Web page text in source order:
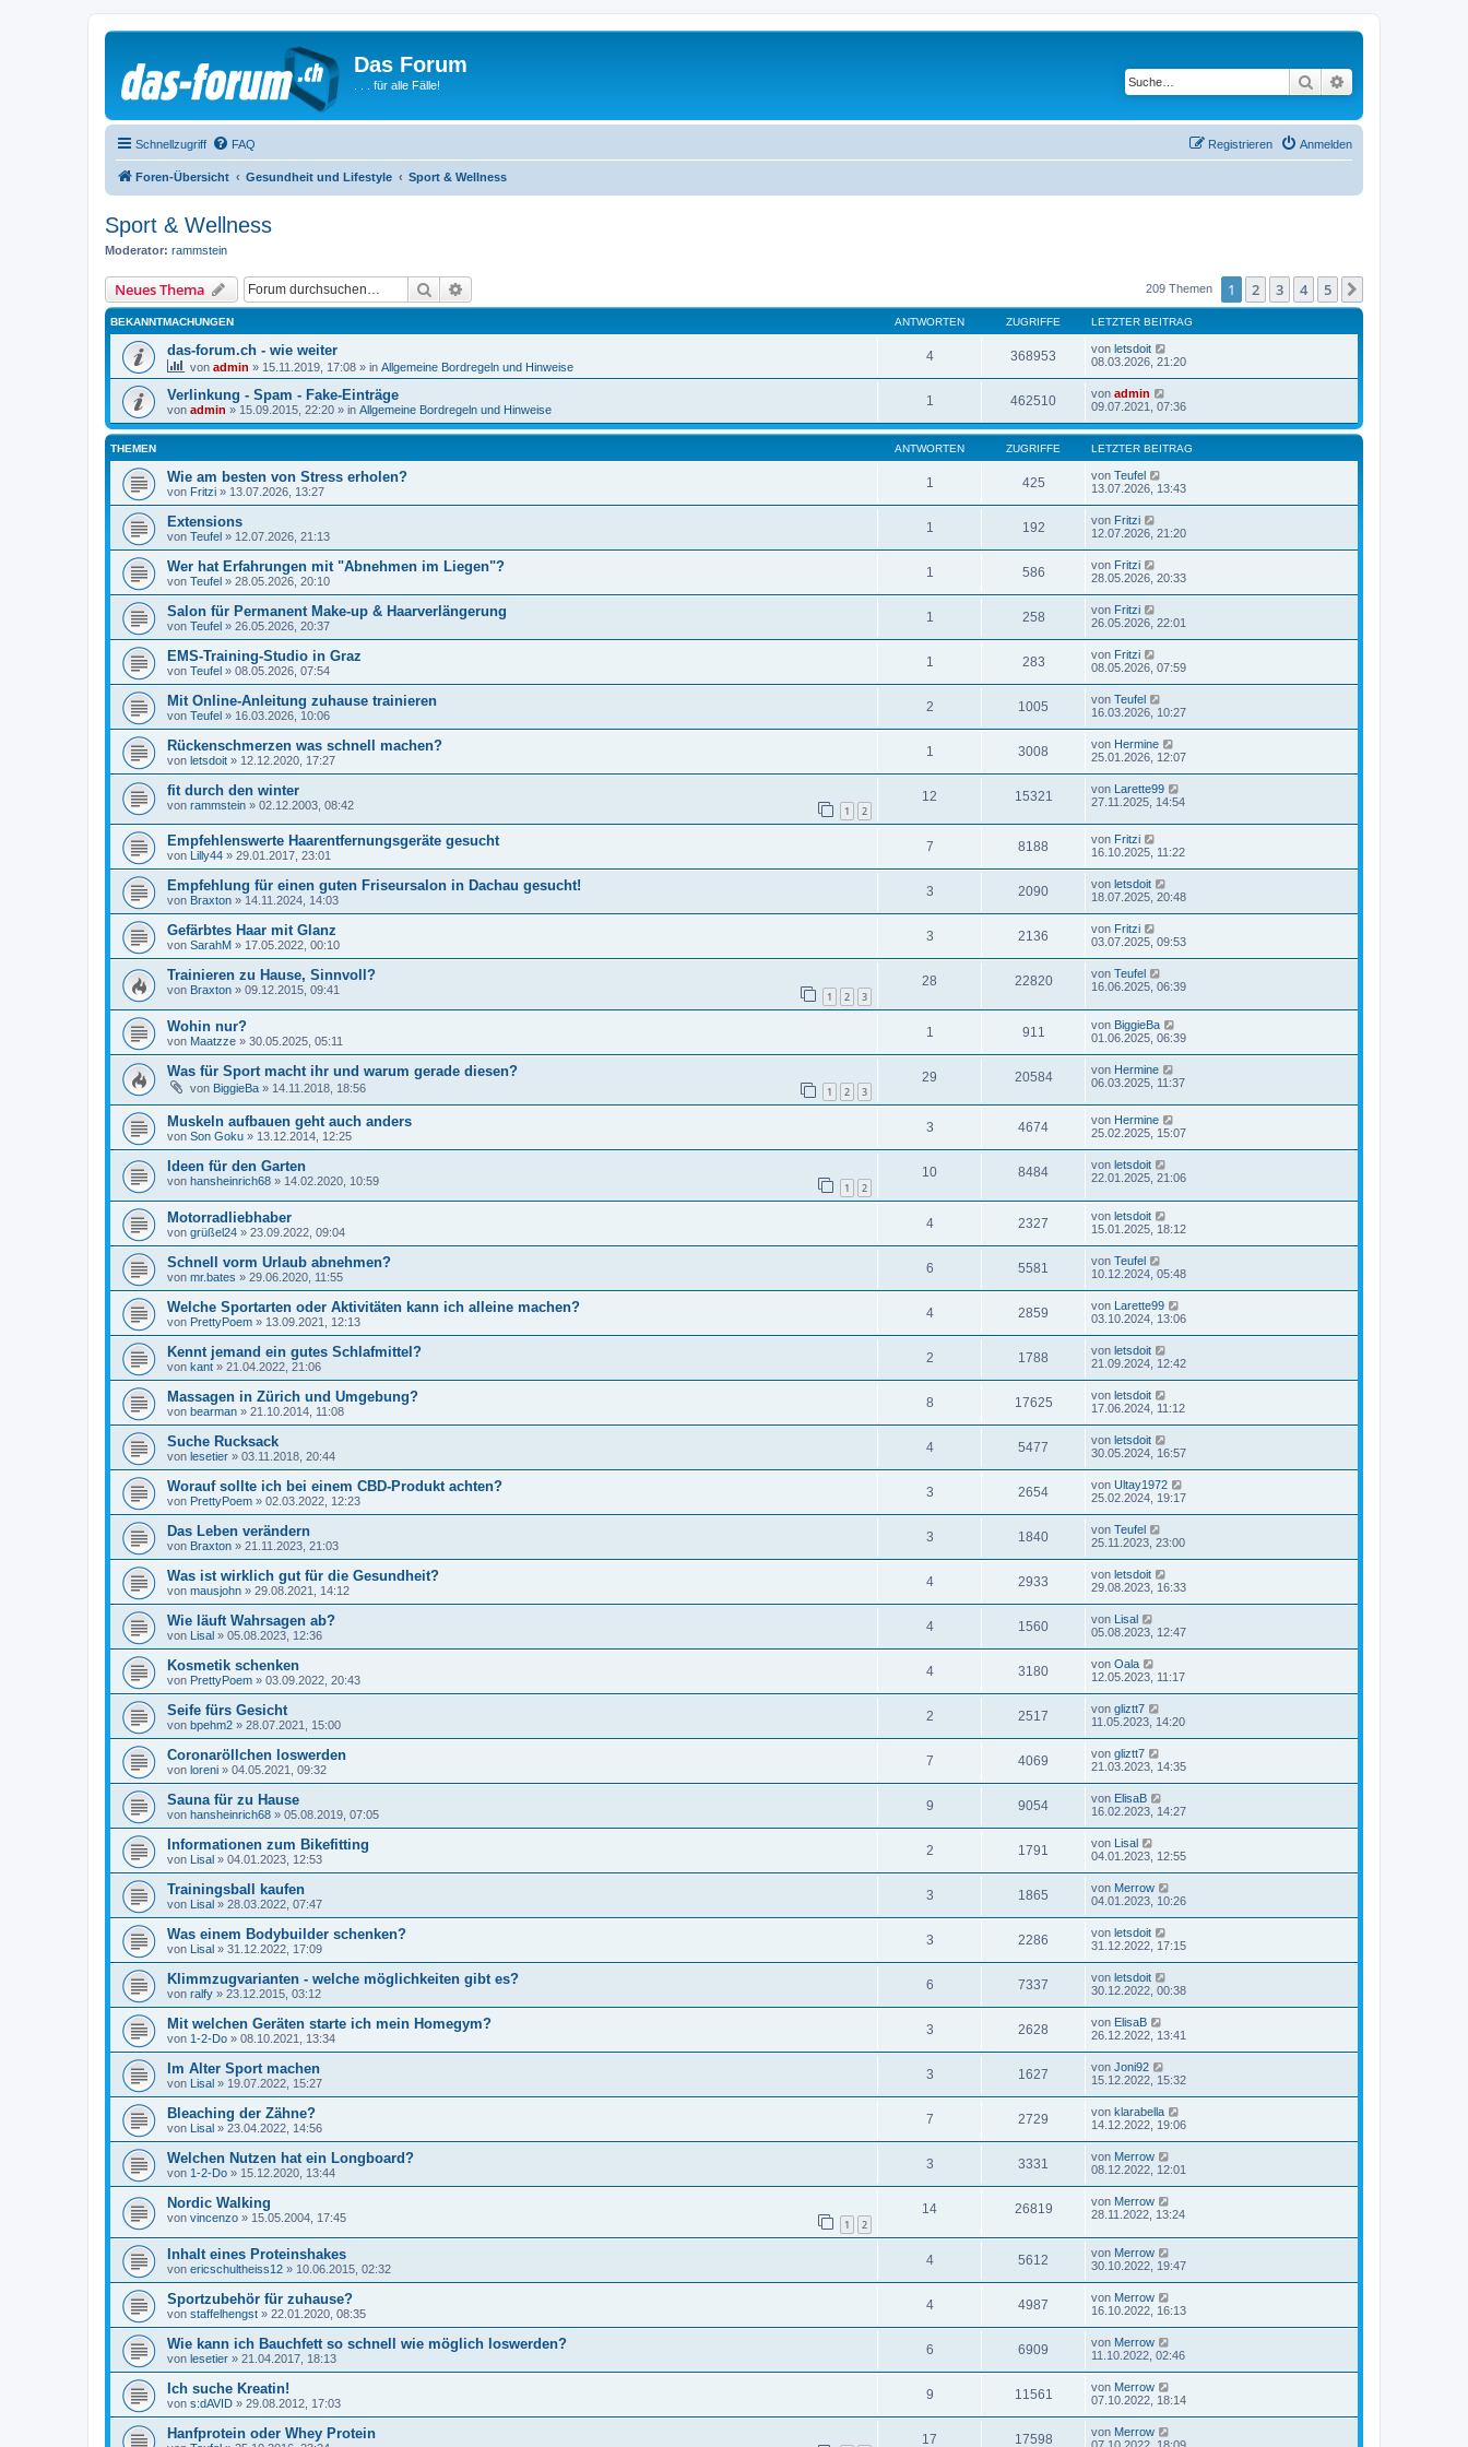
Das Forum
. . . für alle Fälle! Suche
Schnellzugriff FAQ Anmelden
Registrieren
Foren-Übersicht Gesundheit und Lifestyle Sport & Wellness
Sport & Wellness
Moderator: rammstein
Neues Thema Suche 209 Themen 1 2 3 4 5
BEKANNTMACHUNGEN ANTWORTEN ZUGRIFFE LETZTER BEITRAG
das-forum.ch - wie weiter
von admin » 15.11.2019, 17:08 » in Allgemeine Bordregeln und Hinweise
4 368953 von letsdoit
08.03.2026, 21:20
Verlinkung - Spam - Fake-Einträge
von admin » 15.09.2015, 22:20 » in Allgemeine Bordregeln und Hinweise
1 462510 von admin
09.07.2021, 07:36
THEMEN ANTWORTEN ZUGRIFFE LETZTER BEITRAG
Wie am besten von Stress erholen?
von Fritzi » 13.07.2026, 13:27
1 425 von Teufel
13.07.2026, 13:43
Extensions
von Teufel » 12.07.2026, 21:13
1 192 von Fritzi
12.07.2026, 21:20
Wer hat Erfahrungen mit "Abnehmen im Liegen"?
von Teufel » 28.05.2026, 20:10
1 586 von Fritzi
28.05.2026, 20:33
Salon für Permanent Make-up & Haarverlängerung
von Teufel » 26.05.2026, 20:37
1 258 von Fritzi
26.05.2026, 22:01
EMS-Training-Studio in Graz
von Teufel » 08.05.2026, 07:54
1 283 von Fritzi
08.05.2026, 07:59
Mit Online-Anleitung zuhause trainieren
von Teufel » 16.03.2026, 10:06
2 1005 von Teufel
16.03.2026, 10:27
Rückenschmerzen was schnell machen?
von letsdoit » 12.12.2020, 17:27
1 3008 von Hermine
25.01.2026, 12:07
fit durch den winter
von rammstein » 02.12.2003, 08:42 1 2
12 15321 von Larette99
27.11.2025, 14:54
Empfehlenswerte Haarentfernungsgeräte gesucht
von Lilly44 » 29.01.2017, 23:01
7 8188 von Fritzi
16.10.2025, 11:22
Empfehlung für einen guten Friseursalon in Dachau gesucht!
von Braxton » 14.11.2024, 14:03
3 2090 von letsdoit
18.07.2025, 20:48
Gefärbtes Haar mit Glanz
von SarahM » 17.05.2022, 00:10
3 2136 von Fritzi
03.07.2025, 09:53
Trainieren zu Hause, Sinnvoll?
von Braxton » 09.12.2015, 09:41 1 2 3
28 22820 von Teufel
16.06.2025, 06:39
Wohin nur?
von Maatzze » 30.05.2025, 05:11
1 911 von BiggieBa
01.06.2025, 06:39
Was für Sport macht ihr und warum gerade diesen?
von BiggieBa » 14.11.2018, 18:56 1 2 3
29 20584 von Hermine
06.03.2025, 11:37
Muskeln aufbauen geht auch anders
von Son Goku » 13.12.2014, 12:25
3 4674 von Hermine
25.02.2025, 15:07
Ideen für den Garten
von hansheinrich68 » 14.02.2020, 10:59 1 2
10 8484 von letsdoit
22.01.2025, 21:06
Motorradliebhaber
von grüßel24 » 23.09.2022, 09:04
4 2327 von letsdoit
15.01.2025, 18:12
Schnell vorm Urlaub abnehmen?
von mr.bates » 29.06.2020, 11:55
6 5581 von Teufel
10.12.2024, 05:48
Welche Sportarten oder Aktivitäten kann ich alleine machen?
von PrettyPoem » 13.09.2021, 12:13
4 2859 von Larette99
03.10.2024, 13:06
Kennt jemand ein gutes Schlafmittel?
von kant » 21.04.2022, 21:06
2 1788 von letsdoit
21.09.2024, 12:42
Massagen in Zürich und Umgebung?
von bearman » 21.10.2014, 11:08
8 17625 von letsdoit
17.06.2024, 11:12
Suche Rucksack
von lesetier » 03.11.2018, 20:44
4 5477 von letsdoit
30.05.2024, 16:57
Worauf sollte ich bei einem CBD-Produkt achten?
von PrettyPoem » 02.03.2022, 12:23
3 2654 von Ultay1972
25.02.2024, 19:17
Das Leben verändern
von Braxton » 21.11.2023, 21:03
3 1840 von Teufel
25.11.2023, 23:00
Was ist wirklich gut für die Gesundheit?
von mausjohn » 29.08.2021, 14:12
4 2933 von letsdoit
29.08.2023, 16:33
Wie läuft Wahrsagen ab?
von Lisal » 05.08.2023, 12:36
4 1560 von Lisal
05.08.2023, 12:47
Kosmetik schenken
von PrettyPoem » 03.09.2022, 20:43
4 3180 von Oala
12.05.2023, 11:17
Seife fürs Gesicht
von bpehm2 » 28.07.2021, 15:00
2 2517 von gliztt7
11.05.2023, 14:20
Coronaröllchen loswerden
von loreni » 04.05.2021, 09:32
7 4069 von gliztt7
21.03.2023, 14:35
Sauna für zu Hause
von hansheinrich68 » 05.08.2019, 07:05
9 9054 von ElisaB
16.02.2023, 14:27
Informationen zum Bikefitting
von Lisal » 04.01.2023, 12:53
2 1791 von Lisal
04.01.2023, 12:55
Trainingsball kaufen
von Lisal » 28.03.2022, 07:47
3 1865 von Merrow
04.01.2023, 10:26
Was einem Bodybuilder schenken?
von Lisal » 31.12.2022, 17:09
3 2286 von letsdoit
31.12.2022, 17:15
Klimmzugvarianten - welche möglichkeiten gibt es?
von ralfy » 23.12.2015, 03:12
6 7337 von letsdoit
30.12.2022, 00:38
Mit welchen Geräten starte ich mein Homegym?
von 1-2-Do » 08.10.2021, 13:34
3 2628 von ElisaB
26.12.2022, 13:41
Im Alter Sport machen
von Lisal » 19.07.2022, 15:27
3 1627 von Joni92
15.12.2022, 15:32
Bleaching der Zähne?
von Lisal » 23.04.2022, 14:56
7 2729 von klarabella
14.12.2022, 19:06
Welchen Nutzen hat ein Longboard?
von 1-2-Do » 15.12.2020, 13:44
3 3331 von Merrow
08.12.2022, 12:01
Nordic Walking
von vincenzo » 15.05.2004, 17:45 1 2
14 26819 von Merrow
28.11.2022, 13:24
Inhalt eines Proteinshakes
von ericschultheiss12 » 10.06.2015, 02:32
4 5612 von Merrow
30.10.2022, 19:47
Sportzubehör für zuhause?
von staffelhengst » 22.01.2020, 08:35
4 4987 von Merrow
16.10.2022, 16:13
Wie kann ich Bauchfett so schnell wie möglich loswerden?
von lesetier » 21.04.2017, 18:13
6 6909 von Merrow
11.10.2022, 02:46
Ich suche Kreatin!
von s:dAVID » 29.08.2012, 17:03
9 11561 von Merrow
07.10.2022, 18:14
Hanfprotein oder Whey Protein 17 17598 von Merrow